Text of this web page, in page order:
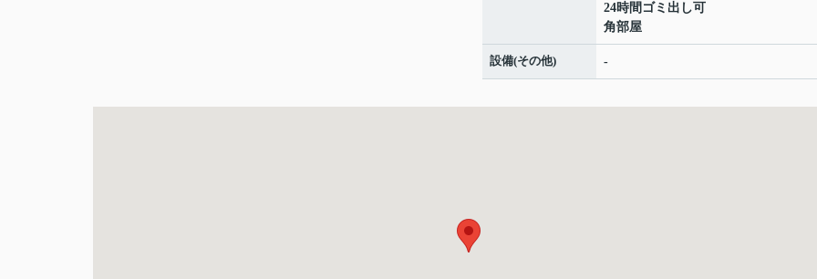
24時間ゴミ出し可
角部屋
設備(その他) -